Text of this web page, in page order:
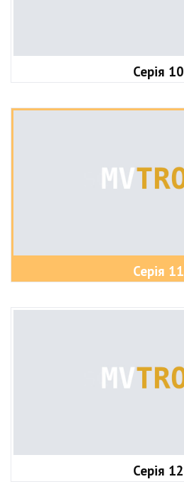
Серія 10
Серія 11
Серія 12